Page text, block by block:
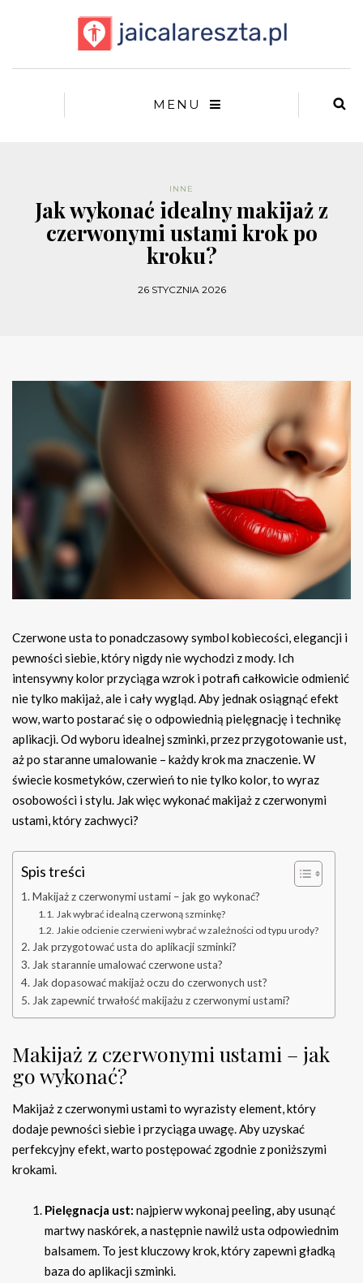
MENU
INNE
Jak wykonać idealny makijaż z
czerwonymi ustami krok po
kroku?
26 STYCZNIA 2026
Czerwone usta to ponadczasowy symbol kobiecości, elegancji i
pewności siebie, który nigdy nie wychodzi z mody. Ich
intensywny kolor przyciąga wzrok i potrafi całkowicie odmienić
nie tylko makijaż, ale i cały wygląd. Aby jednak osiągnąć efekt
wow, warto postarać się o odpowiednią pielęgnację i technikę
aplikacji. Od wyboru idealnej szminki, przez przygotowanie ust,
aż po staranne umalowanie – każdy krok ma znaczenie. W
świecie kosmetyków, czerwień to nie tylko kolor, to wyraz
osobowości i stylu. Jak więc wykonać makijaż z czerwonymi
ustami, który zachwyci?
Spis treści
Makijaż z czerwonymi ustami – jak go wykonać?
Jak wybrać idealną czerwoną szminkę?
Jakie odcienie czerwieni wybrać w zależności od typu urody?
Jak przygotować usta do aplikacji szminki?
Jak starannie umalować czerwone usta?
Jak dopasować makijaż oczu do czerwonych ust?
Jak zapewnić trwałość makijażu z czerwonymi ustami?
Makijaż z czerwonymi ustami – jak
go wykonać?
Makijaż z czerwonymi ustami to wyrazisty element, który
dodaje pewności siebie i przyciąga uwagę. Aby uzyskać
perfekcyjny efekt, warto postępować zgodnie z poniższymi
krokami.
Pielęgnacja ust: najpierw wykonaj peeling, aby usunąć
martwy naskórek, a następnie nawilż usta odpowiednim
balsamem. To jest kluczowy krok, który zapewni gładką
baza do aplikacji szminki.